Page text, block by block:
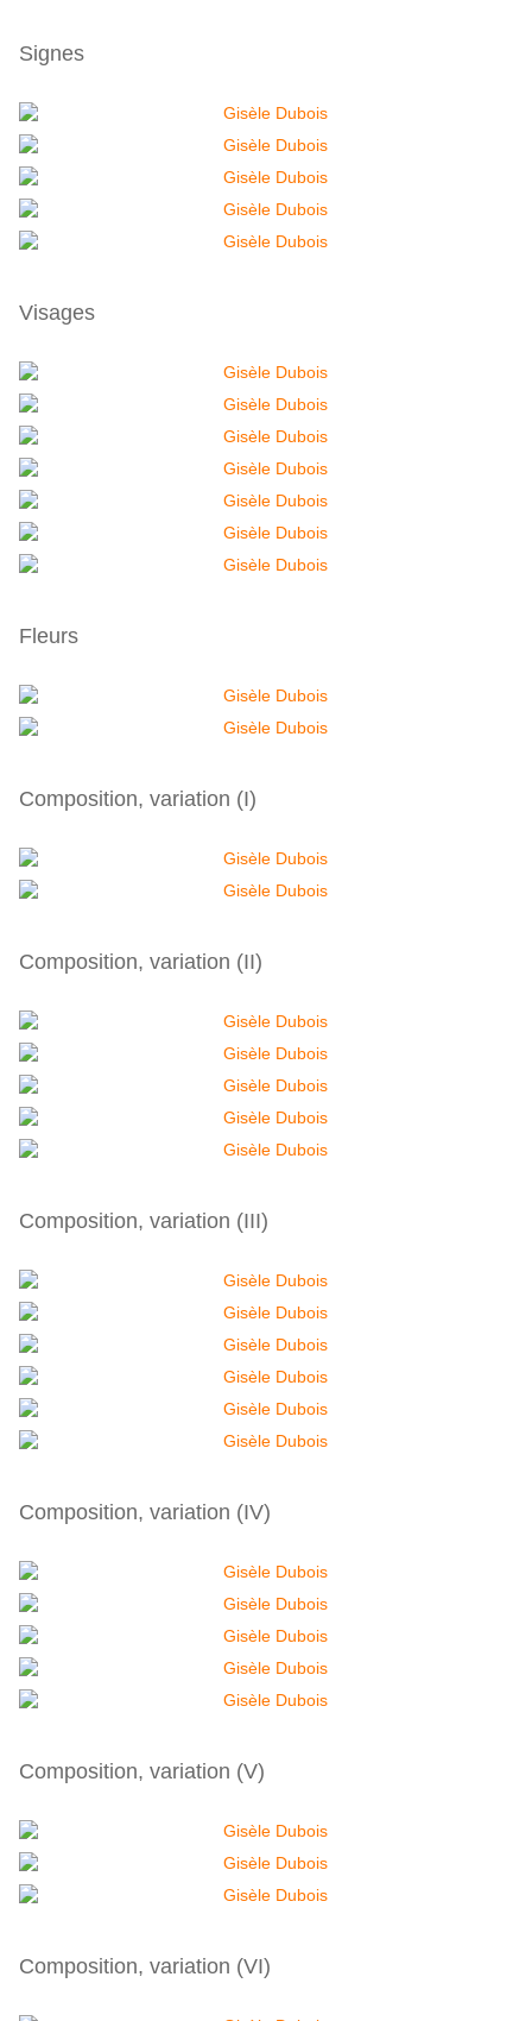
Signes
Visages
Fleurs
Composition, variation (I)
Composition, variation (II)
Composition, variation (III)
Composition, variation (IV)
Composition, variation (V)
Composition, variation (VI)